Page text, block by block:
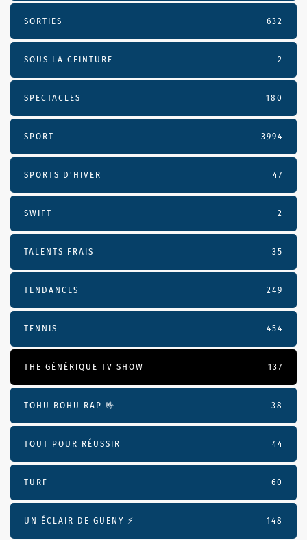
SORTIES 632
SOUS LA CEINTURE 2
SPECTACLES 180
SPORT 3994
SPORTS D'HIVER 47
SWIFT 2
TALENTS FRAIS 35
TENDANCES 249
TENNIS 454
THE GÉNÉRIQUE TV SHOW 137
TOHU BOHU RAP 🤟 38
TOUT POUR RÉUSSIR 44
TURF 60
UN ÉCLAIR DE GUENY ⚡️ 148